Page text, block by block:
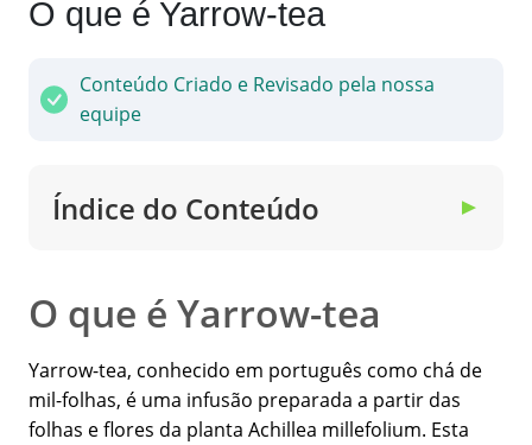
O que é Yarrow-tea
Conteúdo Criado e Revisado pela nossa
equipe
Índice do Conteúdo ▼
O que é Yarrow-tea
Yarrow-tea, conhecido em português como chá de
mil-folhas, é uma infusão preparada a partir das
folhas e flores da planta Achillea millefolium. Esta